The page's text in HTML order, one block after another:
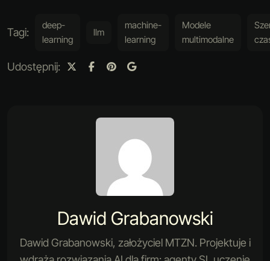
Tagi:
deep-
learning
llm
machine-
learning
Modele
multimodalne
Udostępnij:
Dawid Grabanowski
Dawid Grabanowski, założyciel MTZN. Projektuje i